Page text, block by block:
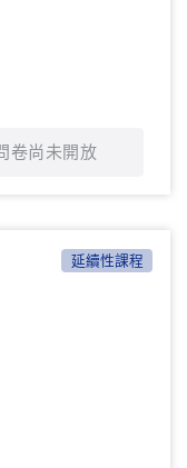
卷尚未開放
延續性課程